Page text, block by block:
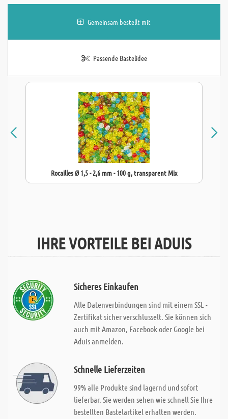
Gemeinsam bestellt mit
Passende Bastelidee
Rocailles Ø 1,5 - 2,6 mm - 100 g, transparent Mix
IHRE VORTEILE BEI ADUIS
Sicheres Einkaufen
Alle Datenverbindungen sind mit einem SSL -
Zertifikat sicher verschlusselt. Sie können sich
auch mit Amazon, Facebook oder Google bei
Aduis anmelden.
Schnelle Lieferzeiten
99% alle Produkte sind lagernd und sofort
lieferbar. Sie werden sehen wie schnell Sie Ihre
bestellten Bastelartikel erhalten werden.